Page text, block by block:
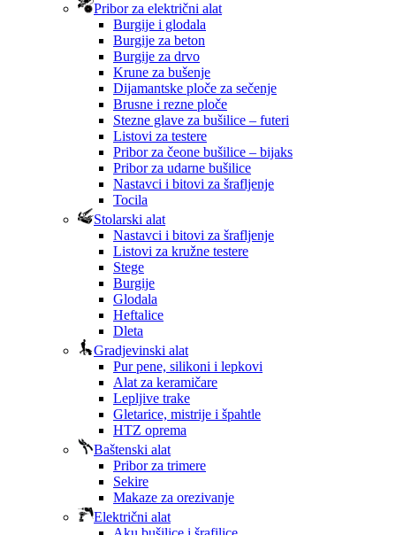
Pribor za električni alat
Burgije i glodala
Burgije za beton
Burgije za drvo
Krune za bušenje
Dijamantske ploče za sečenje
Brusne i rezne ploče
Stezne glave za bušilice – futeri
Listovi za testere
Pribor za čeone bušilice – bijaks
Pribor za udarne bušilice
Nastavci i bitovi za šrafljenje
Tocila
Stolarski alat
Nastavci i bitovi za šrafljenje
Listovi za kružne testere
Stege
Burgije
Glodala
Heftalice
Dleta
Gradjevinski alat
Pur pene, silikoni i lepkovi
Alat za keramičare
Lepljive trake
Gletarice, mistrije i špahtle
HTZ oprema
Baštenski alat
Pribor za trimere
Sekire
Makaze za orezivanje
Električni alat